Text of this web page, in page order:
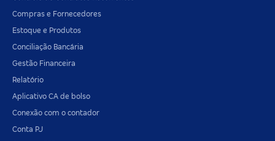
Compras e Fornecedores
Estoque e Produtos
Conciliação Bancária
Gestão Financeira
Relatório
Aplicativo CA de bolso
Conexão com o contador
Conta PJ